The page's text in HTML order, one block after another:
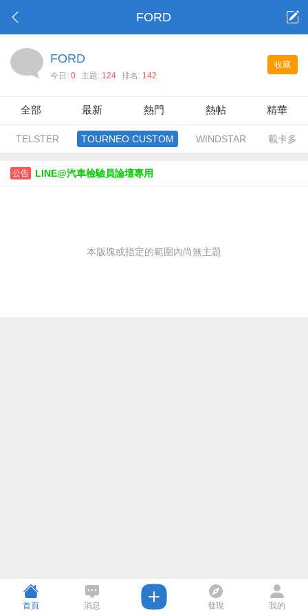
FORD
收藏
FORD
今日: 0 主題: 124 排名: 142
全部 最新 熱門 熱帖 精華
TELSTER TOURNEO CUSTOM WINDSTAR 載卡多
公告 LINE@汽車檢驗員論壇專用
本版塊或指定的範圍內尚無主題
首頁 消息 發現 我的